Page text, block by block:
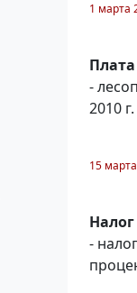
1 марта
-
2010 г.
15
-